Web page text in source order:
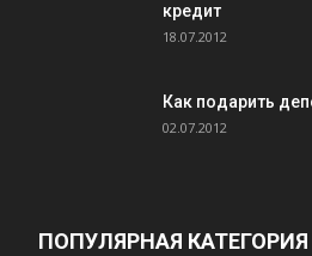
кредит
18.07.2012
Как подарить
02.07.2012
ПОПУЛЯРНАЯ КАТЕГОРИЯ